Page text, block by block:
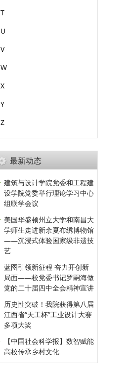
T
U
V
W
X
Y
Z
最新动态
建筑与设计学院党委和工程建
设学院党委举行理论学习中心
组联学会议
美国华盛顿州立大学和南昌大
学师生走进新余夏布绣博物馆
——沉浸式体验国家级非遗技
艺
蓝图引领新征程 奋力开创新
局面——校党委书记罗嗣海做
党的二十届四中全会精神宣讲
历史性突破！我院获得第八届
江西省“天工杯”工业设计大赛
多项大奖
【中国社会科学报】数智赋能
高校传承乡村文化